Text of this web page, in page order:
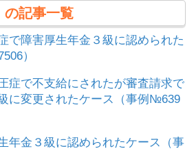
の記事一覧
で障害厚生年金３級に認められた
）
症で不支給にされたが審査請求で
に変更されたケース（事例№639
年金３級に認められたケース（事